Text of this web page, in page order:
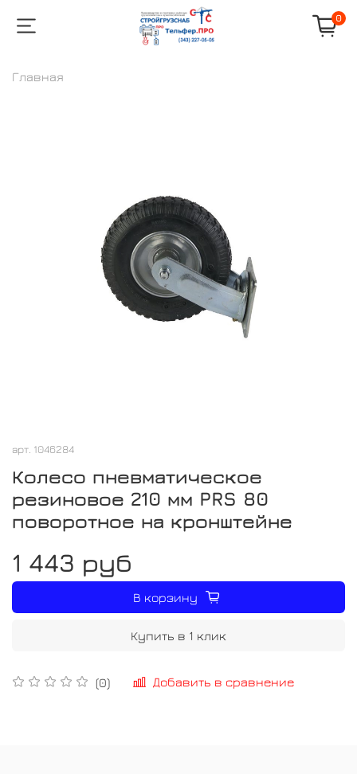
0
Главная
арт. 1046284
Колесо пневматическое
резиновое 210 мм PRS 80
поворотное на кронштейне
(0) Добавить в сравнение
1 443 руб
В корзину
Купить в 1 клик